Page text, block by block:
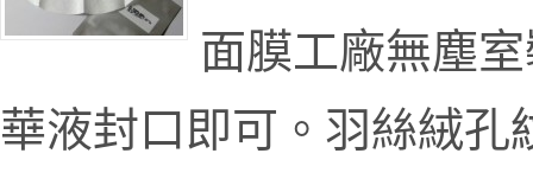
面膜工廠無塵
華液封口即可。羽絲絨